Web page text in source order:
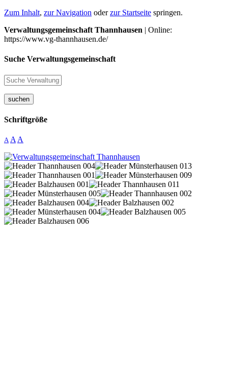
Zum Inhalt, zur Navigation oderzur Startseite springen.
Verwaltungsgemeinschaft Thannhausen | Online:
https://www.vg-thannhausen.de/
Suche Verwaltungsgemeinschaft
suchen
Schriftgröße
A A A